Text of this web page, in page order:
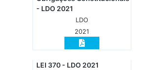
- LDO 2021
LDO
2021
LEI 370 - LDO 2021